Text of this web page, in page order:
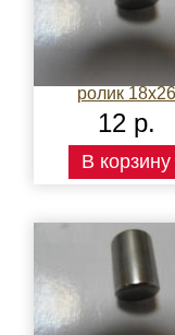
ролик 18х26
12 р.
В корзину